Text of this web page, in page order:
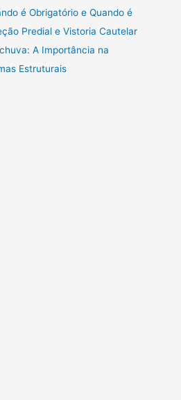
é Obrigatório e Quando é
Predial e Vistoria Cautelar
A Importância na
Estruturais